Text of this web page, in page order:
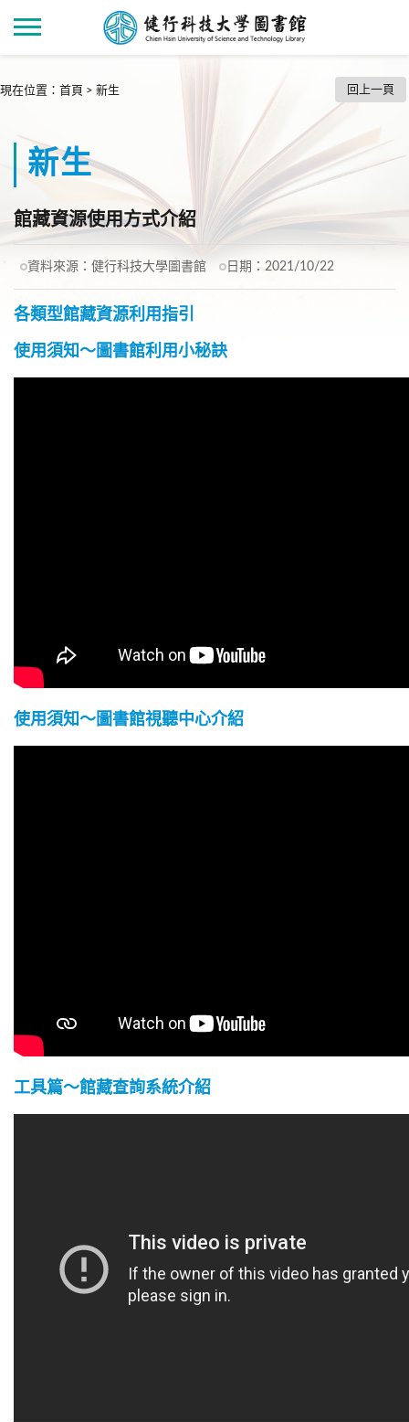
現在位置 ： 首頁 > 新生 回上一頁
新生
館藏資源使用方式介紹
資料來源： 健行科技大學圖書館 日期： 2021/10/22
各類型館藏資源利用指引
使用須知～圖書館利用小秘訣
使用須知～圖書館視聽中心介紹
工具篇～館藏查詢系統介紹